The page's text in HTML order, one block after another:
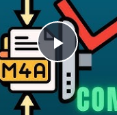
Play
Video